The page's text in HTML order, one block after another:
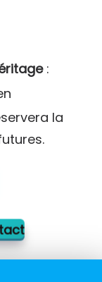
:
la